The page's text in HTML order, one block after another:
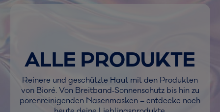
ALLE PRODUKTE
Reinere und geschützte Haut mit den Produkten
von Bioré. Von Breitband‑Sonnenschutz bis hin zu
porenreinigenden Nasenmasken – entdecke noch